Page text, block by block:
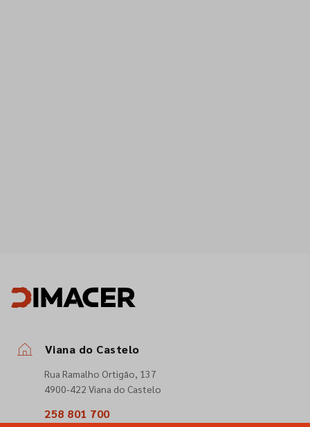
Viana do Castelo
Rua Ramalho Ortigão, 137
4900-422 Viana do Castelo
258 801 700